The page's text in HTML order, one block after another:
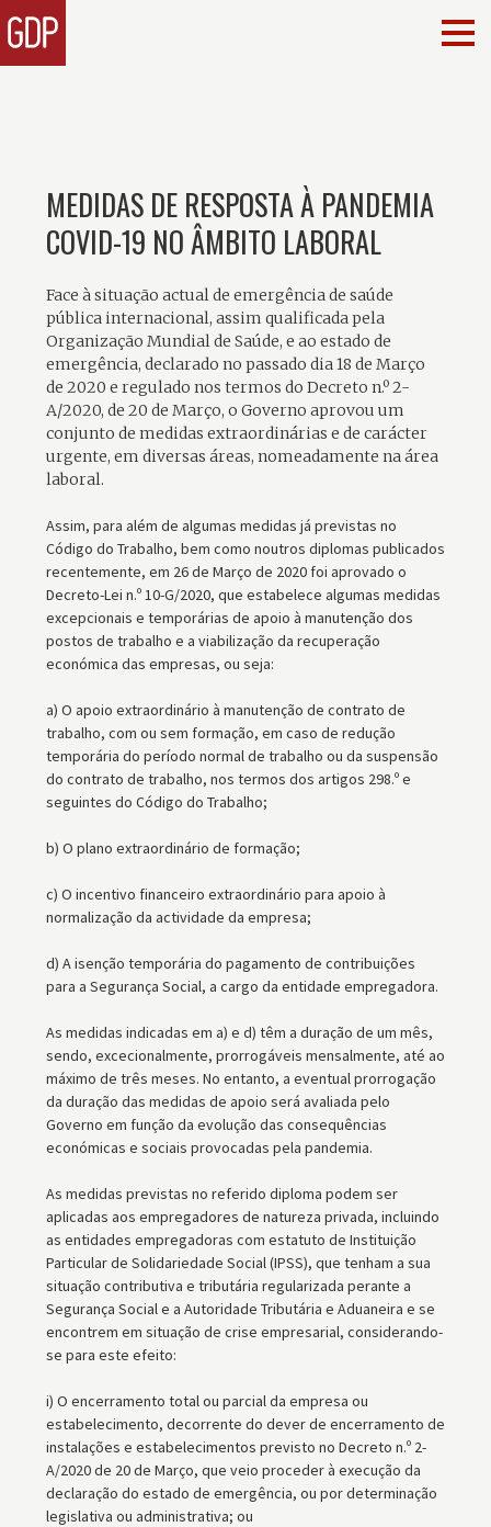
MEDIDAS DE RESPOSTA À PANDEMIA
COVID-19 NO ÂMBITO LABORAL
Face à situação actual de emergência de saúde
pública internacional, assim qualificada pela
Organização Mundial de Saúde, e ao estado de
emergência, declarado no passado dia 18 de Março
de 2020 e regulado nos termos do Decreto n.º 2-
A/2020, de 20 de Março, o Governo aprovou um
conjunto de medidas extraordinárias e de carácter
urgente, em diversas áreas, nomeadamente na área
laboral.
Assim, para além de algumas medidas já previstas no
Código do Trabalho, bem como noutros diplomas publicados
recentemente, em 26 de Março de 2020 foi aprovado o
Decreto-Lei n.º 10-G/2020, que estabelece algumas medidas
excepcionais e temporárias de apoio à manutenção dos
postos de trabalho e a viabilização da recuperação
económica das empresas, ou seja:
a) O apoio extraordinário à manutenção de contrato de
trabalho, com ou sem formação, em caso de redução
temporária do período normal de trabalho ou da suspensão
do contrato de trabalho, nos termos dos artigos 298.º e
seguintes do Código do Trabalho;
b) O plano extraordinário de formação;
c) O incentivo financeiro extraordinário para apoio à
normalização da actividade da empresa;
d) A isenção temporária do pagamento de contribuições
para a Segurança Social, a cargo da entidade empregadora.
As medidas indicadas em a) e d) têm a duração de um mês,
sendo, excecionalmente, prorrogáveis mensalmente, até ao
máximo de três meses. No entanto, a eventual prorrogação
da duração das medidas de apoio será avaliada pelo
Governo em função da evolução das consequências
económicas e sociais provocadas pela pandemia.
As medidas previstas no referido diploma podem ser
aplicadas aos empregadores de natureza privada, incluindo
as entidades empregadoras com estatuto de Instituição
Particular de Solidariedade Social (IPSS), que tenham a sua
situação contributiva e tributária regularizada perante a
Segurança Social e a Autoridade Tributária e Aduaneira e se
encontrem em situação de crise empresarial, considerando-
se para este efeito:
i) O encerramento total ou parcial da empresa ou
estabelecimento, decorrente do dever de encerramento de
instalações e estabelecimentos previsto no Decreto n.º 2-
A/2020 de 20 de Março, que veio proceder à execução da
declaração do estado de emergência, ou por determinação
legislativa ou administrativa; ou